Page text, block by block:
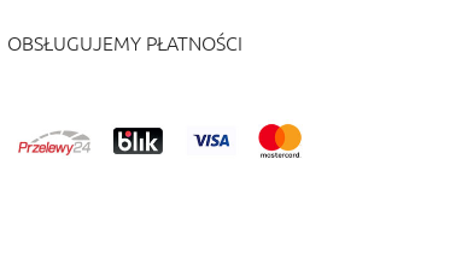
OBSŁUGUJEMY PŁATNOŚCI